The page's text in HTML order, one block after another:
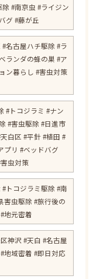
#南京虫 #ライジン
グ #藤が丘
名古屋ハチ駆除 #ラ
ランダの蜂の巣 #ア
ン暮らし #害虫対策
#トコジラミ #ナン
#害虫駆除 #日進市
白区 #平針 #植田 #
プリ #ベッドバグ
虫対策
トコジラミ駆除 #南
害虫駆除 #旅行後の
地元密着
神沢 #天白 #名古屋
地域密着 #即日対応